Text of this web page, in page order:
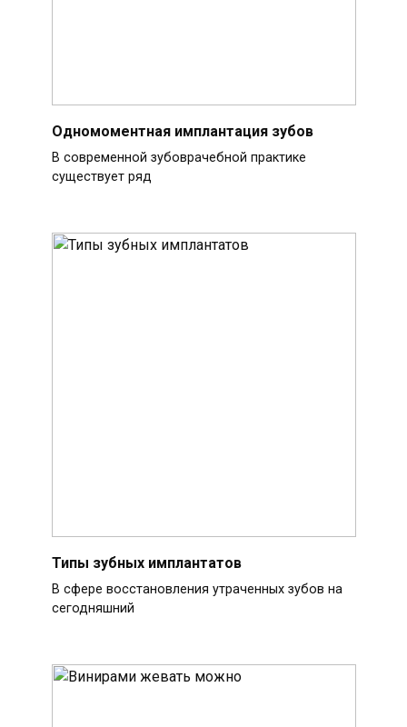
Одномоментная имплантация зубов
В современной зубоврачебной практике
существует ряд
Типы зубных имплантатов
В сфере восстановления утраченных зубов на
сегодняшний